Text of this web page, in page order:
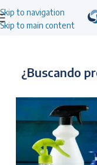
Skip to navigation
Skip to main content
¿Buscando